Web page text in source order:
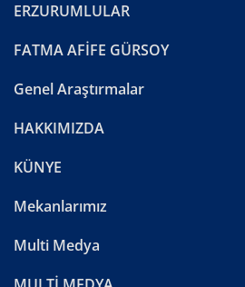
ERZURUMLULAR
FATMA AFİFE GÜRSOY
Genel Araştırmalar
HAKKIMIZDA
KÜNYE
Mekanlarımız
Multi Medya